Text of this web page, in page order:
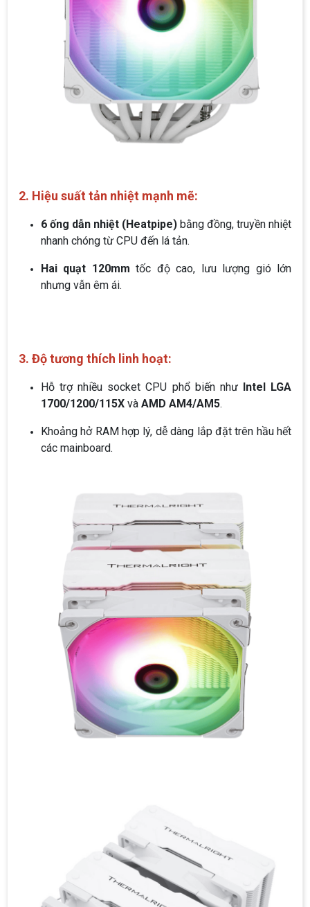
2. Hiệu suất tản nhiệt mạnh mẽ:
6 ống dẫn nhiệt (Heatpipe) bằng đồng, truyền nhiệt
nhanh chóng từ CPU đến lá tản.
Hai quạt 120mm tốc độ cao, lưu lượng gió lớn
nhưng vẫn êm ái.
3. Độ tương thích linh hoạt:
Hỗ trợ nhiều socket CPU phổ biến như
Intel LGA
1700/1200/115X và AMD AM4/AM5.
Khoảng hở RAM hợp lý, dễ dàng lắp đặt trên hầu hết
các mainboard.